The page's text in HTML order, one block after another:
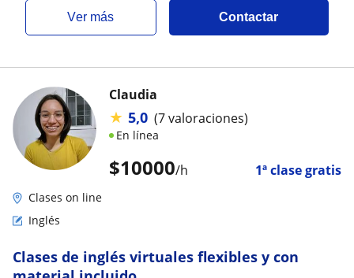
ver más Contactar
$10000/h 1ª clase gratis
Claudia
★ 5,0 (7 valoraciones)
En línea
Clases on line
Inglés
Clases de inglés virtuales flexibles y con